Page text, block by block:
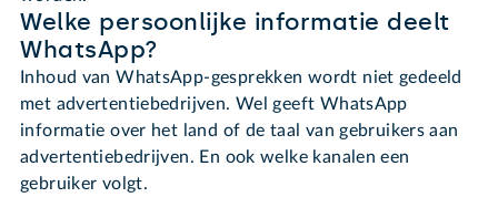
Welke persoonlijke informatie deelt
WhatsApp?
Inhoud van WhatsApp-gesprekken wordt niet gedeeld
met advertentiebedrijven. Wel geeft WhatsApp
informatie over het land of de taal van gebruikers aan
advertentiebedrijven. En ook welke kanalen een
gebruiker volgt.